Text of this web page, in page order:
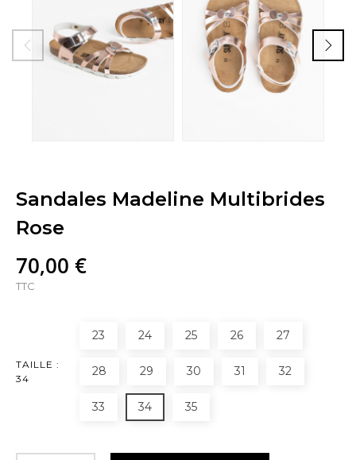
Sandales Madeline Multibrides
Rose
70,00 €
TTC
TAILLE :
34
23 24 25 26 27
28 29 30 31 32
33 34 35